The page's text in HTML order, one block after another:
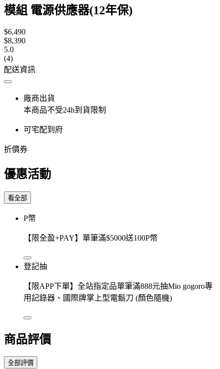
模組 電源供應器(12年保)
$6,490
$8,390
5.0
(4)
配送資訊
廠商出貨
本商品不受24h到貨限制
可宅配到府
折價券
優惠活動
看全部
P幣
【限全盈+PAY】單筆滿$5000送100P幣
登記抽
【限APP下單】全站指定品單筆滿888元抽Mio gogoro專
用記錄器、國際牌掌上型電鬍刀 (顏色隨機)
商品評價
全部評價